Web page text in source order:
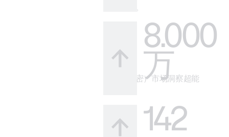
8.000
万
您的（秘密）市场洞察超能
142